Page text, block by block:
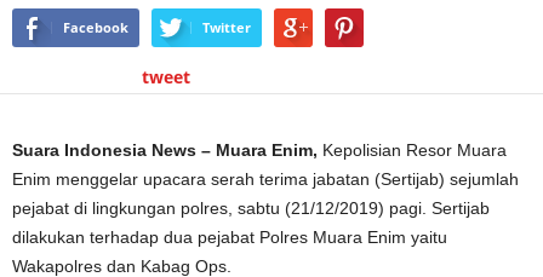
Facebook Twitter
tweet
Suara Indonesia News – Muara Enim, Kepolisian Resor Muara
Enim menggelar upacara serah terima jabatan (Sertijab) sejumlah
pejabat di lingkungan polres, sabtu (21/12/2019) pagi. Sertijab
dilakukan terhadap dua pejabat Polres Muara Enim yaitu
Wakapolres dan Kabag Ops.